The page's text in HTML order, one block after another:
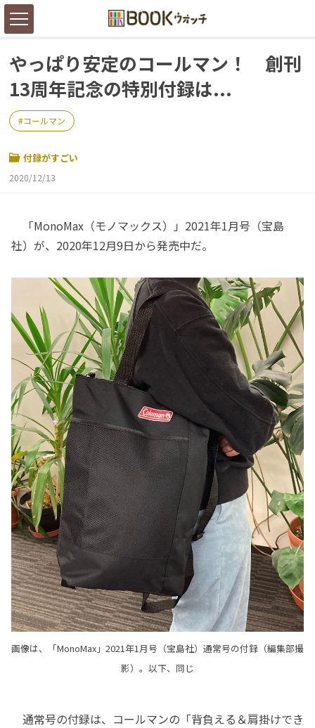
やっぱり安定のコールマン！ 創刊
13周年記念の特別付録は...
コールマン
付録がすごい
2020/12/13
「MonoMax（モノマックス）」2021年1月号（宝島
社）が、2020年12月9日から発売中だ。
画像は、「MonoMax」2021年1月号（宝島社）通常号の付録（編集部撮
影）。以下、同じ
通常号の付録は、コールマンの「背負える＆肩掛けでき